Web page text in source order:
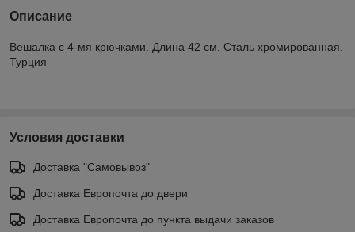
Описание
Вешалка с 4-мя крючками. Длина 42 см. Сталь хромированная.
Турция
Условия доставки
Доставка "Самовывоз"
Доставка Европочта до двери
Доставка Европочта до пункта выдачи заказов